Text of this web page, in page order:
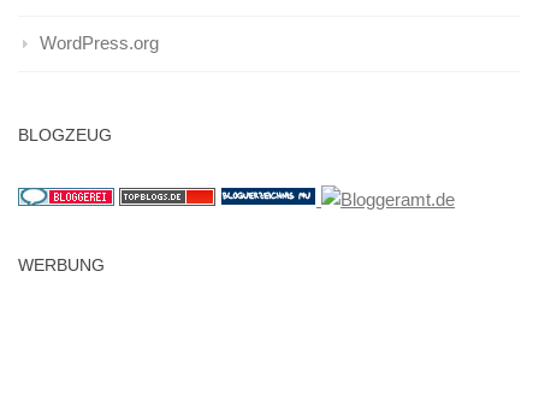
WordPress.org
BLOGZEUG
WERBUNG